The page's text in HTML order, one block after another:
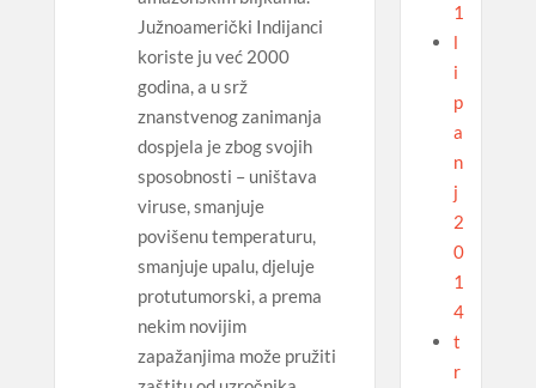
Južnoamerički Indijanci
koriste ju već 2000
godina, a u srž
znanstvenog zanimanja
dospjela je zbog svojih
sposobnosti – uništava
viruse, smanjuje
povišenu temperaturu,
smanjuje upalu, djeluje
protutumorski, a prema
nekim novijim
zapažanjima može pružiti
1
l
i
p
a
n
j
2
0
1
4
t
r